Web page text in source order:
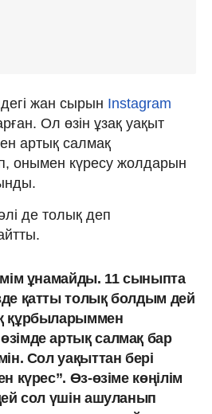
жан сырын Instagram
Ол өзін ұзақ уақыт
артық салмақ
онымен күресу жолдарын
де толық деп
ұнамайды. 11 сыныпта
қатты толық болдым дей
құрбыларыммен
артық салмақ бар
Сол уақыттан бері
күрес”. Өз-өзіме көңілім
сол үшін ашуланып